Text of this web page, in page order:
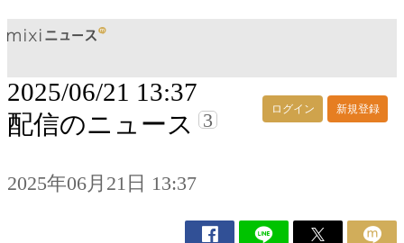
ログイン 新規登録
2025/06/21 13:37
配信のニュース
3
2025年06月21日 13:37